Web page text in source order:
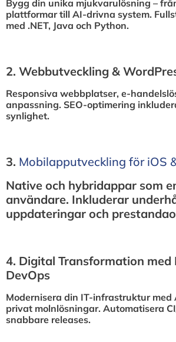
Bygg din unika mjukvarulösning –
plattformar till AI-drivna system.
med .NET, Java och Python.
2.⁠ ⁠Webbutveckling &
Responsiva webbplatser, e-
anpassning. SEO-optimering
synlighet.
3.⁠ ⁠Mobilapputveckling för iOS
Native och hybridappar som
användare. Inkluderar
uppdateringar och
4.⁠ ⁠Digital Transformation med
DevOps
Modernisera din IT-infrastruktur med
privat molnlösningar. Automatisera
snabbare releases.